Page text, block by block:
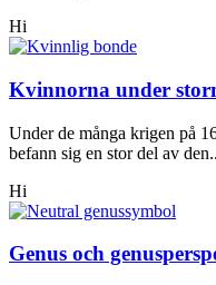
Hi
Kvinnorna under
Under de många krigen på
befann sig en stor del av
Hi
Genus och